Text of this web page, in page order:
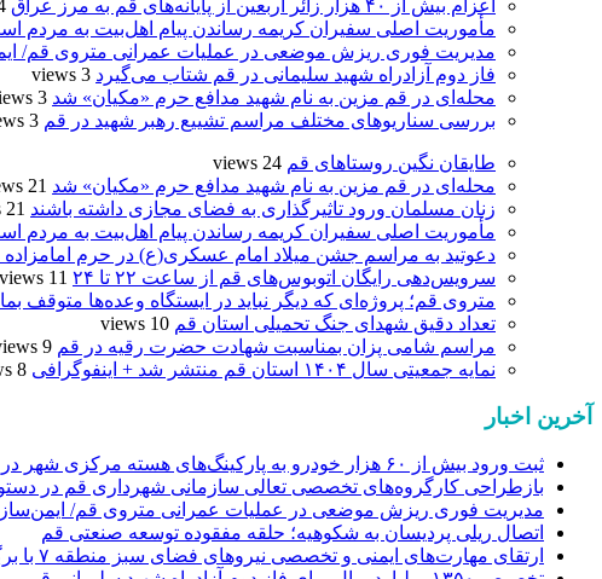
اعزام بیش از ۴۰ هزار زائر اربعین از پایانه‌های قم به مرز عراق
مأموریت اصلی سفیران کریمه رساندن پیام اهل‌بیت به مردم
مدیریت فوری ریزش موضعی در عملیات عمرانی متروی قم/
فاز دوم آزادراه شهید سلیمانی در قم شتاب می‌گیرد 3 views
محله‌ای در قم مزین به نام شهید مدافع حرم «مکیان» شد 3 views
بررسی سناریوهای مختلف مراسم تشییع رهبر شهید در قم 3 views
طایقان نگین روستاهای قم 24 views
محله‌ای در قم مزین به نام شهید مدافع حرم «مکیان» شد 21 views
زنان مسلمان ورود تاثیرگذاری به فضای مجازی داشته باشند 21 views
مأموریت اصلی سفیران کریمه رساندن پیام اهل‌بیت به مردم
دعوتید به مراسم جشن میلاد امام عسکری(ع) در حرم
سرویس‌دهی رایگان اتوبوس‌های قم از ساعت ۲۲ تا ۲۴
11 views
متروی قم؛ پروژه‌ای که دیگر نباید در ایستگاه وعده‌ها متوقف
تعداد دقیق شهدای جنگ تحمیلی استان قم 10 views
مراسم شامی پزان بمناسبت شهادت حضرت رقیه در قم 9 views
نمایه جمعیتی سال ۱۴۰۴ استان قم منتشر شد + اینفوگرافی
8 views
آخرین اخبار
ثبت ورود بیش از ۶۰ هزار خودرو به پارکینگ‌های هسته مرکزی شهر در چهار روز اربعینی
بازطراحی کارگروه‌های تخصصی تعالی سازمانی شهرداری قم در
مدیریت فوری ریزش موضعی در عملیات عمرانی متروی قم/
اتصال ریلی پردیسان به شکوهیه؛ حلقه مفقوده توسعه صنعتی قم
ارتقای مهارت‌های ایمنی و تخصصی نیروهای فضای سبز منطقه ۷ با برگزاری دوره آموزشی